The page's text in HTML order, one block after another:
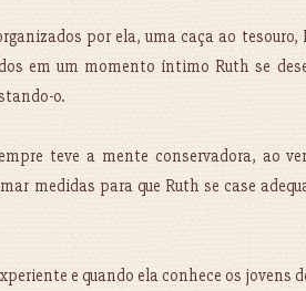
por ela, uma caça ao
em um momento íntimo Ruth se
o.
teve a mente conservadora, ao
medidas para que Ruth se case
e quando ela conhece os